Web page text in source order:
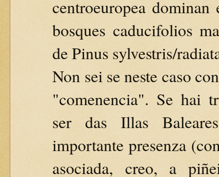
centroeuropea
bosques caducifolios
de Pinus sylvestris/
Non sei se neste caso
"comenencia". Se hai
ser das Illas
importante presenza
asociada, creo, a